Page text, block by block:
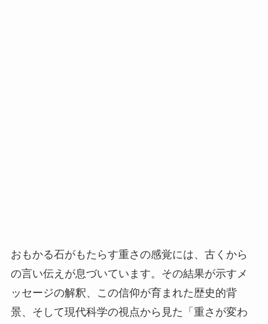
おもかる石がもたらす重さの感覚には、古くから
の言い伝えが息づいています。その結果が示すメ
ッセージの解釈、この信仰が育まれた歴史的背
景、そして現代科学の視点から見た「重さが変わ